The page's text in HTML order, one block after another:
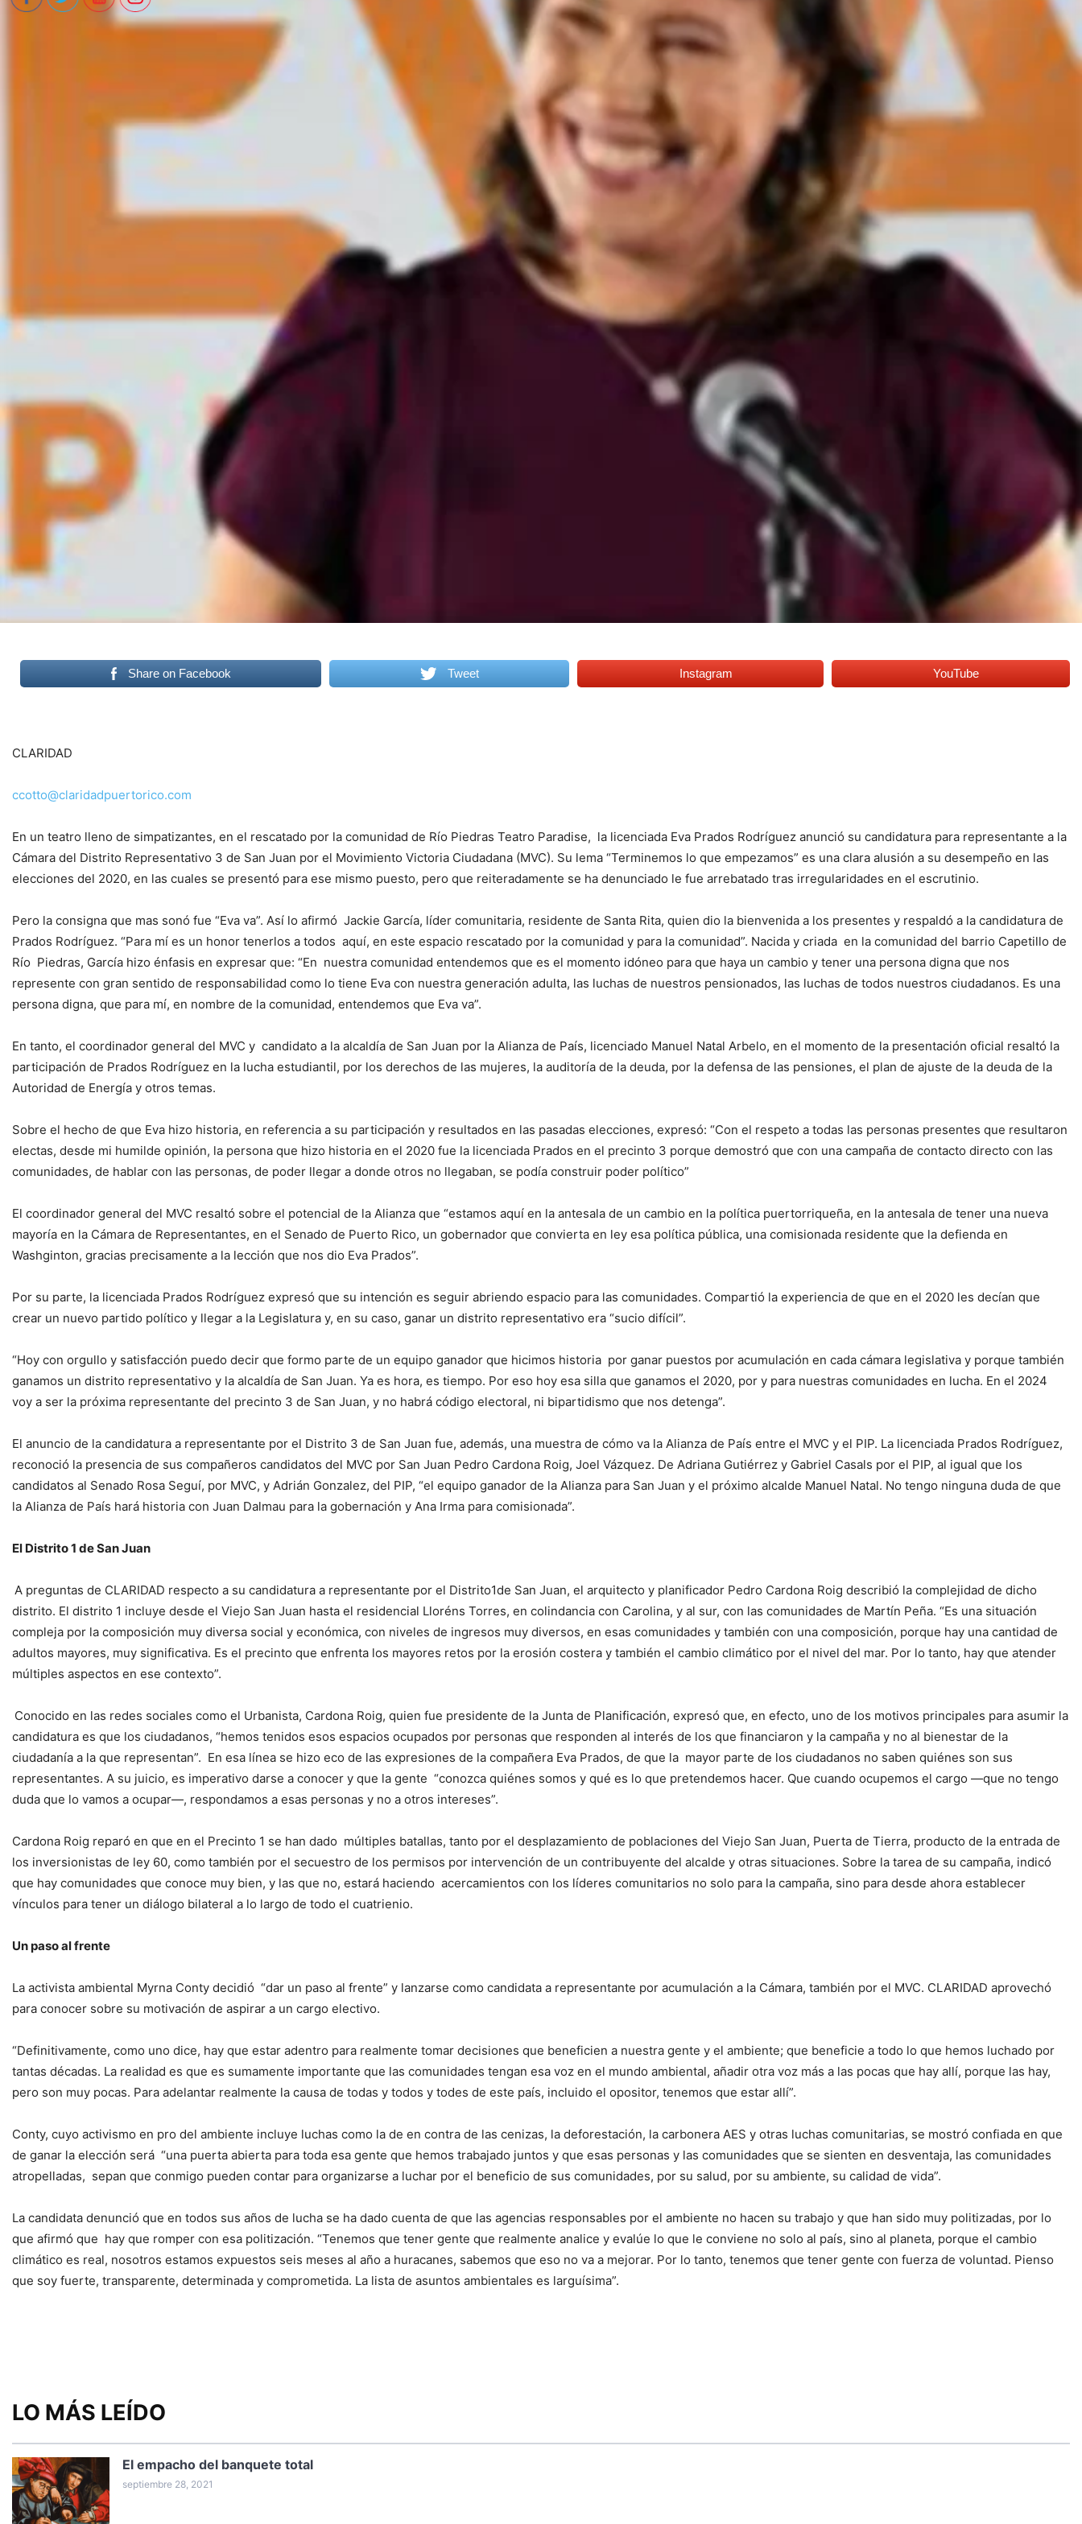
Share on Facebook Tweet Instagram YouTube
CLARIDAD
ccotto@claridadpuertorico.com
En un teatro lleno de simpatizantes, en el rescatado por la comunidad de Río Piedras Teatro Paradise, la licenciada Eva Prados Rodríguez anunció su candidatura para representante a la
Cámara del Distrito Representativo 3 de San Juan por el Movimiento Victoria Ciudadana (MVC). Su lema “Terminemos lo que empezamos” es una clara alusión a su desempeño en las
elecciones del 2020, en las cuales se presentó para ese mismo puesto, pero que reiteradamente se ha denunciado le fue arrebatado tras irregularidades en el escrutinio.
Pero la consigna que mas sonó fue “Eva va”. Así lo afirmó Jackie García, líder comunitaria, residente de Santa Rita, quien dio la bienvenida a los presentes y respaldó a la candidatura de
Prados Rodríguez. “Para mí es un honor tenerlos a todos aquí, en este espacio rescatado por la comunidad y para la comunidad”. Nacida y criada en la comunidad del barrio Capetillo de
Río Piedras, García hizo énfasis en expresar que: “En nuestra comunidad entendemos que es el momento idóneo para que haya un cambio y tener una persona digna que nos
represente con gran sentido de responsabilidad como lo tiene Eva con nuestra generación adulta, las luchas de nuestros pensionados, las luchas de todos nuestros ciudadanos. Es una
persona digna, que para mí, en nombre de la comunidad, entendemos que Eva va”.
En tanto, el coordinador general del MVC y candidato a la alcaldía de San Juan por la Alianza de País, licenciado Manuel Natal Arbelo, en el momento de la presentación oficial resaltó la
participación de Prados Rodríguez en la lucha estudiantil, por los derechos de las mujeres, la auditoría de la deuda, por la defensa de las pensiones, el plan de ajuste de la deuda de la
Autoridad de Energía y otros temas.
Sobre el hecho de que Eva hizo historia, en referencia a su participación y resultados en las pasadas elecciones, expresó: “Con el respeto a todas las personas presentes que resultaron
electas, desde mi humilde opinión, la persona que hizo historia en el 2020 fue la licenciada Prados en el precinto 3 porque demostró que con una campaña de contacto directo con las
comunidades, de hablar con las personas, de poder llegar a donde otros no llegaban, se podía construir poder político”
El coordinador general del MVC resaltó sobre el potencial de la Alianza que “estamos aquí en la antesala de un cambio en la política puertorriqueña, en la antesala de tener una nueva
mayoría en la Cámara de Representantes, en el Senado de Puerto Rico, un gobernador que convierta en ley esa política pública, una comisionada residente que la defienda en
Washginton, gracias precisamente a la lección que nos dio Eva Prados”.
Por su parte, la licenciada Prados Rodríguez expresó que su intención es seguir abriendo espacio para las comunidades. Compartió la experiencia de que en el 2020 les decían que
crear un nuevo partido político y llegar a la Legislatura y, en su caso, ganar un distrito representativo era “sucio difícil”.
“Hoy con orgullo y satisfacción puedo decir que formo parte de un equipo ganador que hicimos historia por ganar puestos por acumulación en cada cámara legislativa y porque también
ganamos un distrito representativo y la alcaldía de San Juan. Ya es hora, es tiempo. Por eso hoy esa silla que ganamos el 2020, por y para nuestras comunidades en lucha. En el 2024
voy a ser la próxima representante del precinto 3 de San Juan, y no habrá código electoral, ni bipartidismo que nos detenga”.
El anuncio de la candidatura a representante por el Distrito 3 de San Juan fue, además, una muestra de cómo va la Alianza de País entre el MVC y el PIP. La licenciada Prados Rodríguez,
reconoció la presencia de sus compañeros candidatos del MVC por San Juan Pedro Cardona Roig, Joel Vázquez. De Adriana Gutiérrez y Gabriel Casals por el PIP, al igual que los
candidatos al Senado Rosa Seguí, por MVC, y Adrián Gonzalez, del PIP, “el equipo ganador de la Alianza para San Juan y el próximo alcalde Manuel Natal. No tengo ninguna duda de que
la Alianza de País hará historia con Juan Dalmau para la gobernación y Ana Irma para comisionada”.
El Distrito 1 de San Juan
A preguntas de CLARIDAD respecto a su candidatura a representante por el Distrito1de San Juan, el arquitecto y planificador Pedro Cardona Roig describió la complejidad de dicho
distrito. El distrito 1 incluye desde el Viejo San Juan hasta el residencial Lloréns Torres, en colindancia con Carolina, y al sur, con las comunidades de Martín Peña. “Es una situación
compleja por la composición muy diversa social y económica, con niveles de ingresos muy diversos, en esas comunidades y también con una composición, porque hay una cantidad de
adultos mayores, muy significativa. Es el precinto que enfrenta los mayores retos por la erosión costera y también el cambio climático por el nivel del mar. Por lo tanto, hay que atender
múltiples aspectos en ese contexto”.
Conocido en las redes sociales como el Urbanista, Cardona Roig, quien fue presidente de la Junta de Planificación, expresó que, en efecto, uno de los motivos principales para asumir la
candidatura es que los ciudadanos, “hemos tenidos esos espacios ocupados por personas que responden al interés de los que financiaron y la campaña y no al bienestar de la
ciudadanía a la que representan”. En esa línea se hizo eco de las expresiones de la compañera Eva Prados, de que la mayor parte de los ciudadanos no saben quiénes son sus
representantes. A su juicio, es imperativo darse a conocer y que la gente “conozca quiénes somos y qué es lo que pretendemos hacer. Que cuando ocupemos el cargo —que no tengo
duda que lo vamos a ocupar—, respondamos a esas personas y no a otros intereses”.
Cardona Roig reparó en que en el Precinto 1 se han dado múltiples batallas, tanto por el desplazamiento de poblaciones del Viejo San Juan, Puerta de Tierra, producto de la entrada de
los inversionistas de ley 60, como también por el secuestro de los permisos por intervención de un contribuyente del alcalde y otras situaciones. Sobre la tarea de su campaña, indicó
que hay comunidades que conoce muy bien, y las que no, estará haciendo acercamientos con los líderes comunitarios no solo para la campaña, sino para desde ahora establecer
vínculos para tener un diálogo bilateral a lo largo de todo el cuatrienio.
Un paso al frente
La activista ambiental Myrna Conty decidió “dar un paso al frente” y lanzarse como candidata a representante por acumulación a la Cámara, también por el MVC. CLARIDAD aprovechó
para conocer sobre su motivación de aspirar a un cargo electivo.
“Definitivamente, como uno dice, hay que estar adentro para realmente tomar decisiones que beneficien a nuestra gente y el ambiente; que beneficie a todo lo que hemos luchado por
tantas décadas. La realidad es que es sumamente importante que las comunidades tengan esa voz en el mundo ambiental, añadir otra voz más a las pocas que hay allí, porque las hay,
pero son muy pocas. Para adelantar realmente la causa de todas y todos y todes de este país, incluido el opositor, tenemos que estar allí”.
Conty, cuyo activismo en pro del ambiente incluye luchas como la de en contra de las cenizas, la deforestación, la carbonera AES y otras luchas comunitarias, se mostró confiada en que
de ganar la elección será “una puerta abierta para toda esa gente que hemos trabajado juntos y que esas personas y las comunidades que se sienten en desventaja, las comunidades
atropelladas, sepan que conmigo pueden contar para organizarse a luchar por el beneficio de sus comunidades, por su salud, por su ambiente, su calidad de vida”.
La candidata denunció que en todos sus años de lucha se ha dado cuenta de que las agencias responsables por el ambiente no hacen su trabajo y que han sido muy politizadas, por lo
que afirmó que hay que romper con esa politización. “Tenemos que tener gente que realmente analice y evalúe lo que le conviene no solo al país, sino al planeta, porque el cambio
climático es real, nosotros estamos expuestos seis meses al año a huracanes, sabemos que eso no va a mejorar. Por lo tanto, tenemos que tener gente con fuerza de voluntad. Pienso
que soy fuerte, transparente, determinada y comprometida. La lista de asuntos ambientales es larguísima”.
LO MÁS LEÍDO
El empacho del banquete total
septiembre 28, 2021